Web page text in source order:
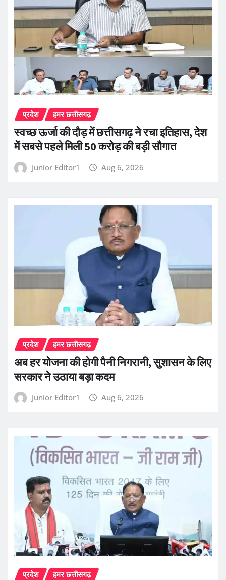
प्रदेश हमर छत्तीसगढ़
स्वच्छ ऊर्जा की दौड़ में छत्तीसगढ़ ने रचा इतिहास, देश
में सबसे पहले मिली 50 करोड़ की बड़ी सौगात
Junior Editor1 Aug 6, 2026
प्रदेश हमर छत्तीसगढ़
अब हर योजना की होगी पैनी निगरानी, सुशासन के लिए
सरकार ने उठाया बड़ा कदम
Junior Editor1 Aug 6, 2026
प्रदेश हमर छत्तीसगढ़